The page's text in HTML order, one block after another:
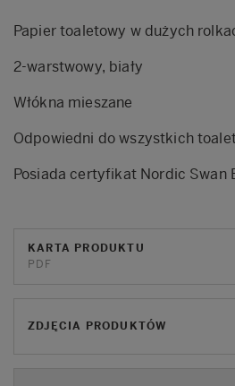
Papier toaletowy w dużych
2-warstwowy, biały
Włókna mieszane
Odpowiedni do wszystkich
Posiada certyfikat Nordic Swan
KARTA PRODUKTU
PDF
ZDJĘCIA PRODUKTÓW